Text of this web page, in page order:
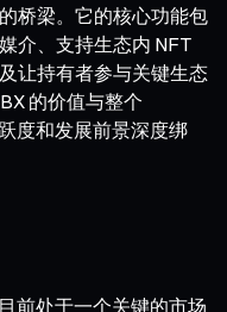
桥梁。它的核心功能包
介、支持生态内 NFT
让持有者参与关键生态
的价值与整个
度和发展前景深度绑
前处于一个关键的市场